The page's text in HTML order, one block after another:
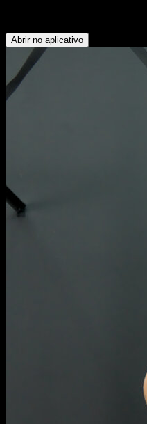
Abrir no aplicativo